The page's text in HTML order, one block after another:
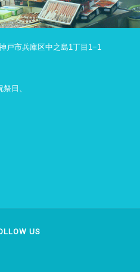
戸市兵庫区中之島1丁目1−1
日、
US